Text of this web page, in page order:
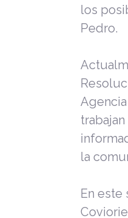
los
Pedro.
la
En este